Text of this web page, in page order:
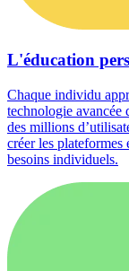
L'éducation
Chaque individu
technologie avancée
des millions
créer les plateformes
besoins individuels.